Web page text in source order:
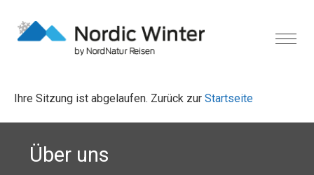
Ihre Sitzung ist abgelaufen. Zurück zur Startseite
Über uns